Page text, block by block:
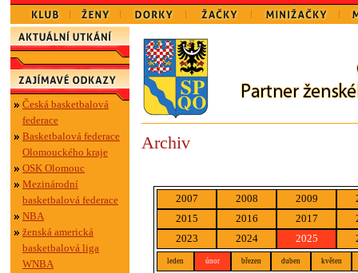
Česká basketbalová
federace
Basketbalová federace
Olomouckého kraje
OSK Olomouc
Mezinárodní
basketbalová federace
NBA
ženská americká
basketbalová liga
WNBA
Archiv
2007 2008 2009
2015
2016 2017
2023
2024 2025
leden únor březen duben květen